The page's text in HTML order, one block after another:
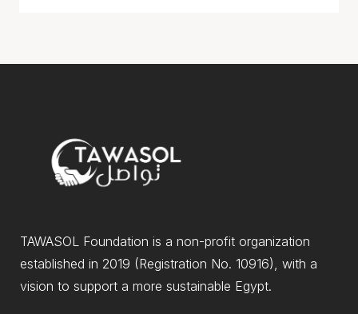
TAWASOL Foundation is a non-profit organization
established in 2019 (Registration No. 10916), with a
vision to support a more sustainable Egypt.